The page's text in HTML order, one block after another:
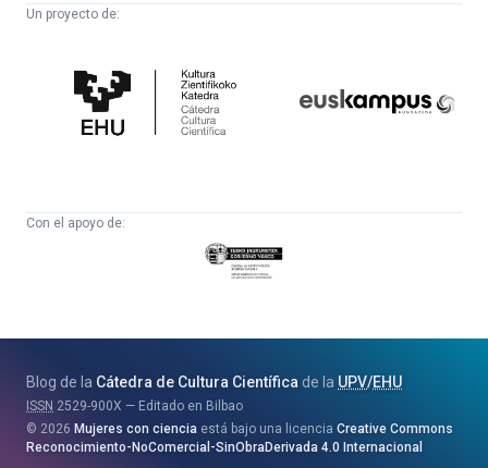
Un proyecto de:
Cultura
Científica
Con el apoyo de:
Eusko
Jaurlaritza
eta
Berrikuntza
Saila
Blog de la Cátedra de Cultura Científica de la UPV/EHU
ISSN 2529-900X
Editado en Bilbao
2026 Mujeres con ciencia está bajo una licencia Creative Commons
Reconocimiento-NoComercial-SinObraDerivada 4.0 Internacional